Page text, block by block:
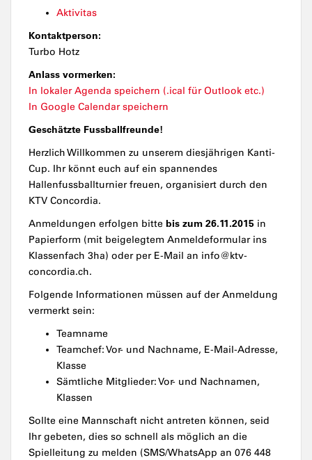
Aktivitas
Kontaktperson:
Turbo Hotz
Anlass vormerken:
In lokaler Agenda speichern (.ical für Outlook etc.)
In Google Calendar speichern
Geschätzte Fussballfreunde!
Herzlich Willkommen zu unserem diesjährigen Kanti-
Cup. Ihr könnt euch auf ein spannendes
Hallenfussballturnier freuen, organisiert durch den
KTV Concordia.
Anmeldungen erfolgen bitte bis zum 26.11.2015 in
Papierform (mit beigelegtem Anmeldeformular ins
Klassenfach 3ha) oder per E-Mail an info@ktv-
concordia.ch.
Folgende Informationen müssen auf der Anmeldung
vermerkt sein:
Teamname
Teamchef: Vor- und Nachname, E-Mail-Adresse,
Klasse
Sämtliche Mitglieder: Vor- und Nachnamen,
Klassen
Sollte eine Mannschaft nicht antreten können, seid
Ihr gebeten, dies so schnell als möglich an die
Spielleitung zu melden (SMS/WhatsApp an 076 448